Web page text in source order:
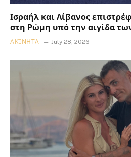
Ισραήλ και Λίβανος
στη Ρώμη υπό την αιγίδα
ΑΚΊΝΗΤΑ July 28, 2026